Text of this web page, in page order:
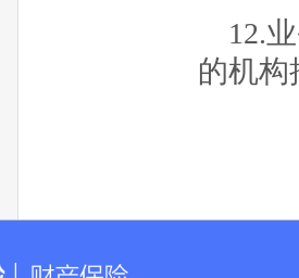
12.
的机